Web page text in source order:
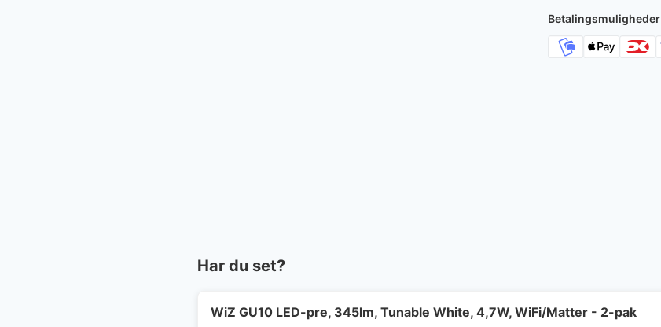
Betalingsmuligheder
Har du set?
WiZ GU10 LED-pre, 345lm, Tunable White, 4,7W, WiFi/Matter - 2-pak